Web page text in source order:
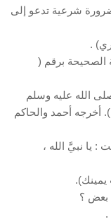
ضرورة شرعية تدعو إلى
الصحيحة برقم (
الله عليه وسلم
أحمد والحاكم
يا نبيَّ الله ،
بعض ؟
.